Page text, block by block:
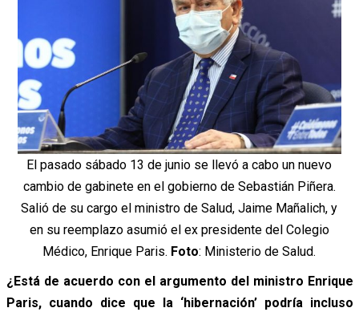
El pasado sábado 13 de junio se llevó a cabo un nuevo
cambio de gabinete en el gobierno de Sebastián Piñera.
Salió de su cargo el ministro de Salud, Jaime Mañalich, y
en su reemplazo asumió el ex presidente del Colegio
Médico, Enrique Paris. Foto: Ministerio de Salud.
¿Está de acuerdo con el argumento del ministro Enrique
Paris, cuando dice que la ‘hibernación’ podría incluso